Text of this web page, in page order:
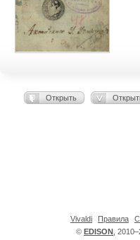
Открыть
© EDISON ,
Vivaldi Правила